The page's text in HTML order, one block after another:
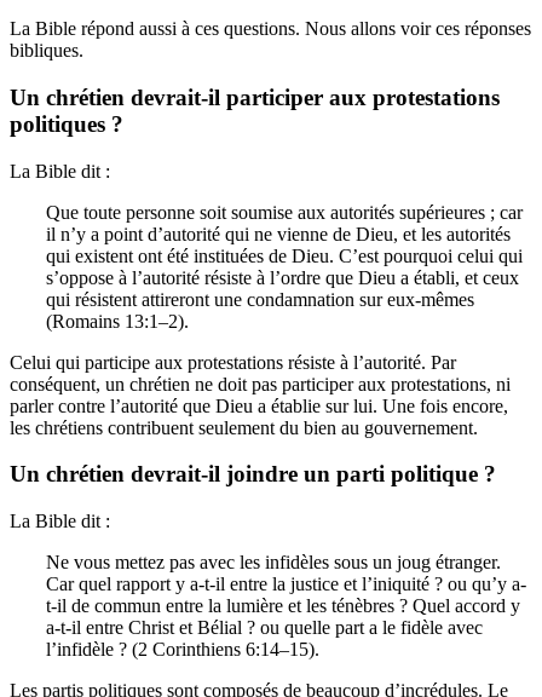
La Bible répond aussi à ces questions. Nous allons voir ces réponses
bibliques.
Un chrétien devrait-il participer aux protestations
politiques ?
La Bible dit :
Que toute personne soit soumise aux autorités supérieures ; car
il n’y a point d’autorité qui ne vienne de Dieu, et les autorités
qui existent ont été instituées de Dieu. C’est pourquoi celui qui
s’oppose à l’autorité résiste à l’ordre que Dieu a établi, et ceux
qui résistent attireront une condamnation sur eux-mêmes
(Romains 13:1–2).
Celui qui participe aux protestations résiste à l’autorité. Par
conséquent, un chrétien ne doit pas participer aux protestations, ni
parler contre l’autorité que Dieu a établie sur lui. Une fois encore,
les chrétiens contribuent seulement du bien au gouvernement.
Un chrétien devrait-il joindre un parti politique ?
La Bible dit :
Ne vous mettez pas avec les infidèles sous un joug étranger.
Car quel rapport y a-t-il entre la justice et l’iniquité ? ou qu’y a-
t-il de commun entre la lumière et les ténèbres ? Quel accord y
a-t-il entre Christ et Bélial ? ou quelle part a le fidèle avec
l’infidèle ? (2 Corinthiens 6:14–15).
Les partis politiques sont composés de beaucoup d’incrédules. Le